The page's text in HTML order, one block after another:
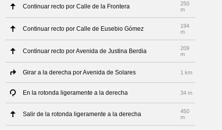
Continuar recto por Calle de la Frontera
250
m
Continuar recto por Calle de Eusebio Gómez
194
m
Continuar recto por Avenida de Justina Berdia
209
m
Girar a la derecha por Avenida de Solares 1 km
En la rotonda ligeramente a la derecha 34 m
Salir de la rotonda ligeramente a la derecha
450
m